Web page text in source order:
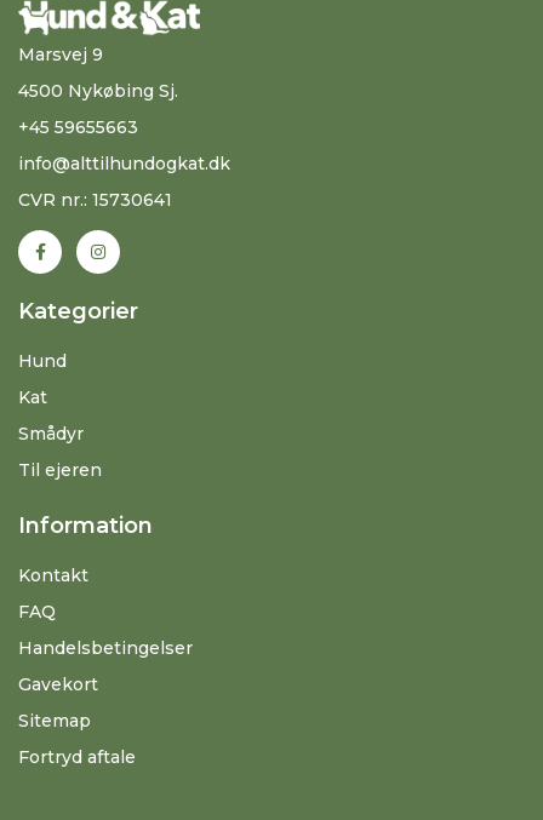
Marsvej 9
4500 Nykøbing Sj.
+45 59655663
info@alttilhundogkat.dk
CVR nr.: 15730641
Kategorier
Hund
Kat
Smådyr
Til ejeren
Information
Kontakt
FAQ
Handelsbetingelser
Gavekort
Sitemap
Fortryd aftale